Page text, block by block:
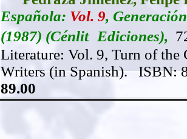
Española: Vol. 9,
(1987) (Cénlit Ediciones),
Literature: Vol. 9, Turn of the
Writers (in Spanish).
ISBN:
89.00